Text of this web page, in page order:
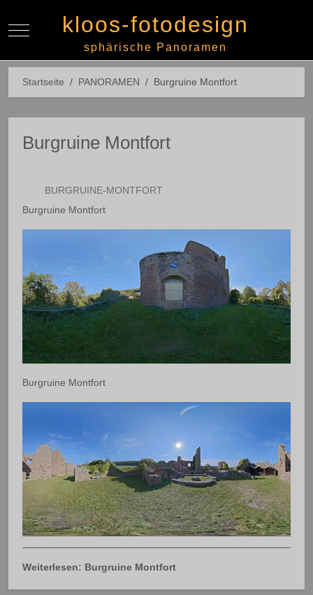
Mobile Menu Togglekloos-fotodesign
sphärische Panoramen
Startseite PANORAMEN Burgruine Montfort
Burgruine Montfort
BURGRUINE-MONTFORT
Burgruine Montfort
Burgruine Montfort
Weiterlesen: Burgruine Montfort